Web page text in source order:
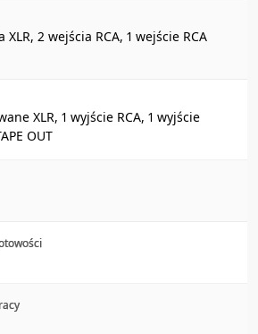
XLR, 2 wejścia RCA, 1 wejście RCA
XLR, 1 wyjście RCA, 1 wyjście
OUT